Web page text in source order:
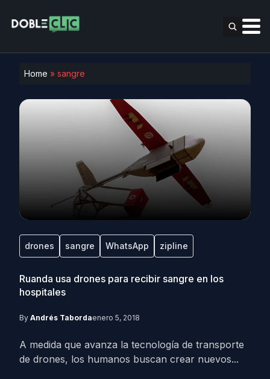
Home » sangre
drones sangre WhatsApp zipline
Ruanda usa drones para recibir sangre en los
hospitales
By Andrés Tabordaenero 5, 2018
A medida que avanza la tecnología de transporte
de drones, los humanos buscan crear nuevos...